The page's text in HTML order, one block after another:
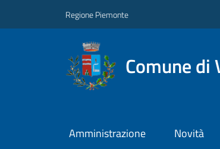
Regione Piemonte
Comune di
Amministrazione Novità